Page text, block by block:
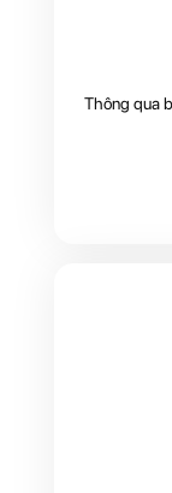
Thông qua